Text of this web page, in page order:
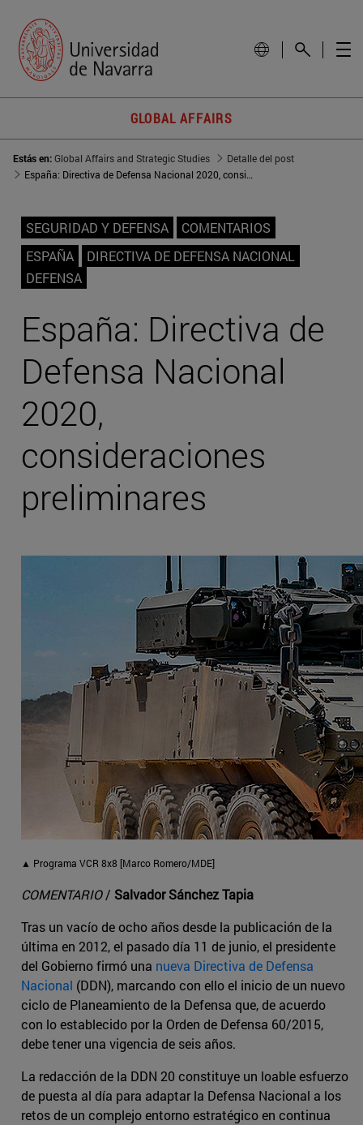
GLOBAL AFFAIRS
Estás en:Global Affairs and Strategic Studies
Detalle del post
España: Directiva de Defensa Nacional 2020, consideraciones preliminares
SEGURIDAD Y DEFENSA
COMENTARIOS
ESPAÑA
DIRECTIVA DE DEFENSA NACIONAL
DEFENSA
España: Directiva de
Defensa Nacional
2020,
consideraciones
preliminares
▲ Programa VCR 8x8 [Marco Romero/MDE]
COMENTARIO/ Salvador Sánchez Tapia
Tras un vacío de ocho años desde la publicación de la
última en 2012, el pasado día 11 de junio, el presidente
del Gobierno firmó una nueva Directiva de Defensa
Nacional (DDN), marcando con ello el inicio de un nuevo
ciclo de Planeamiento de la Defensa que, de acuerdo
con lo establecido por la Orden de Defensa 60/2015,
debe tener una vigencia de seis años.
La redacción de la DDN 20 constituye un loable esfuerzo
de puesta al día para adaptar la Defensa Nacional a los
retos de un complejo entorno estratégico en continua